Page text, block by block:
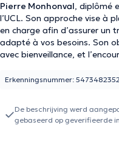
Pierre Monhonval, diplômé
l’UCL. Son approche vise à
en charge afin d’assurer un
adapté à vos besoins. Son
avec bienveillance, et
squelettiques.
Erkenningsnummer:
De beschrijving werd
gebaseerd op geverifieerde